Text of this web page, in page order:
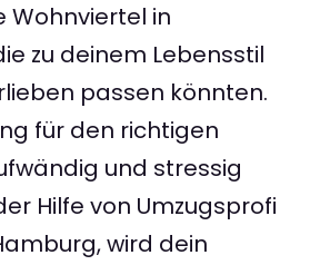
in
zu deinem Lebensstil
passen könnten.
für den richtigen
und stressig
Hilfe von Umzugsprofi
wird dein